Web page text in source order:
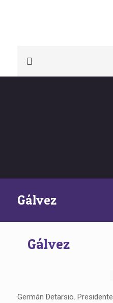
Gálvez
Gálvez
Germán Detarsio. Presidente